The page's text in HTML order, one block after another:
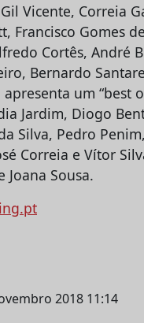
Vicente, Correia
Francisco Gomes
Cortês, André
Bernardo
um “best
Jardim, Diogo
Silva, Pedro
Correia e Vítor
Joana Sousa.
2018 11:14